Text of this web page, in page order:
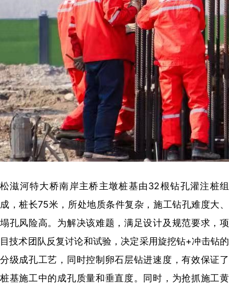
松滋河特大桥南岸主桥主墩桩基由32根钻孔灌注桩组
成，桩长75米，所处地质条件复杂，施工钻孔难度大、
塌孔风险高。为解决该难题，满足设计及规范要求，项
目技术团队反复讨论和试验，决定采用旋挖钻+冲击钻的
分级成孔工艺，同时控制卵石层钻进速度，有效保证了
桩基施工中的成孔质量和垂直度。同时，为抢抓施工黄